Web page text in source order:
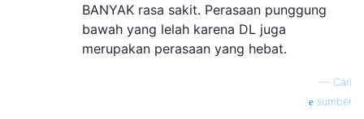
BANYAK rasa sakit. Perasaan punggung
bawah yang lelah karena DL juga
merupakan perasaan yang hebat.
— Carl
sumber